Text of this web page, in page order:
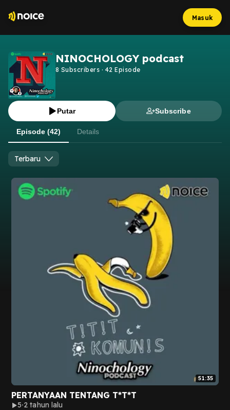
Masuk
NINOCHOLOGY podcast
8 Subscribers · 42 Episode
Putar Subscribe
Episode (42) Details
Terbaru
51:35
PERTANYAAN TENTANG T*T*T
5 2 tahun lalu